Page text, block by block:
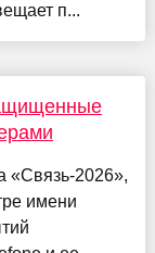
п...
«Связь-2026»,
имени